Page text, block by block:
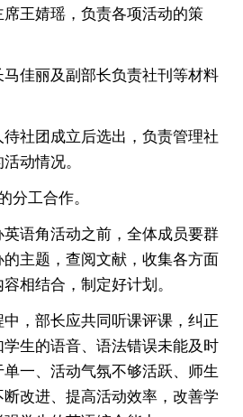
王婧瑶，负责各项活动的策
佳丽及副部长负责社刊等材料
社团成立后选出，负责管理社
动情况。
分工合作。
语角活动之前，全体成员要群
主题，查阅文献，收集各方面
相结合，制定好计划。
，部长应共同听课评课，纠正
生的语音、语法错误未能及时
一、活动气氛不够活跃、师生
改进、提高活动效率，改善学